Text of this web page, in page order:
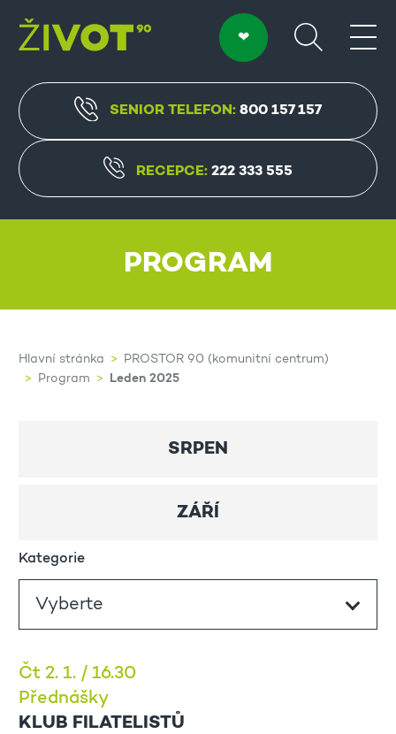
SENIOR TELEFON:800 157 157
RECEPCE:222 333 555
PROGRAM
Hlavní stránka
PROSTOR 90 (komunitní centrum)
Program
Leden 2025
SRPEN
ZÁŘÍ
Kategorie
Čt 2. 1. / 16.30
Přednášky
KLUB FILATELISTŮ